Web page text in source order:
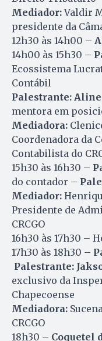
Mediador:Valdir
presidente da
12h30 às 14h00 –
14h00 às 15h30 –
Ecossistema
Contábil
Palestrante:
mentora em
Mediadora:
Coordenadora da
Contabilista do
15h30 às 16h30 –
do contador –
Mediador:
Presidente de
CRCGO
16h30 às 17h30 –
17h30 às 18h30 –
Palestrante:
exclusivo da
Chapecoense
Mediadora:
CRCGO
18h30 – Coquetel